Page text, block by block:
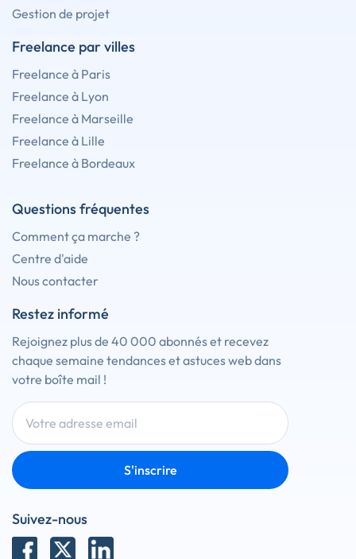
Gestion de projet
Freelance par villes
Freelance à Paris
Freelance à Lyon
Freelance à Marseille
Freelance à Lille
Freelance à Bordeaux
Questions fréquentes
Comment ça marche ?
Centre d'aide
Nous contacter
Restez informé
Rejoignez plus de 40 000 abonnés et recevez
chaque semaine tendances et astuces web dans
votre boîte mail !
S'inscrire
Suivez-nous